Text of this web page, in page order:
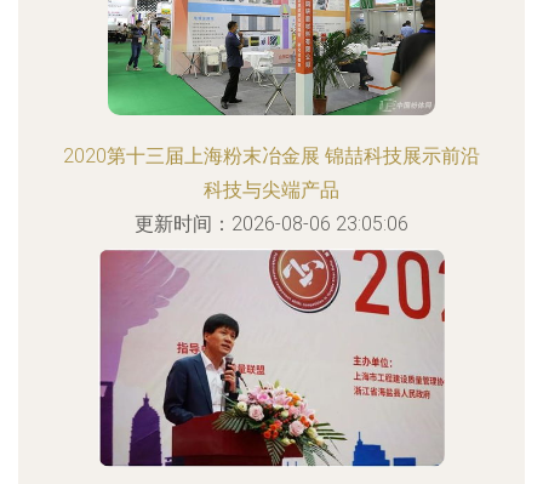
2020第十三届上海粉末冶金展 锦喆科技展示前沿
科技与尖端产品
更新时间：2026-08-06 23:05:06